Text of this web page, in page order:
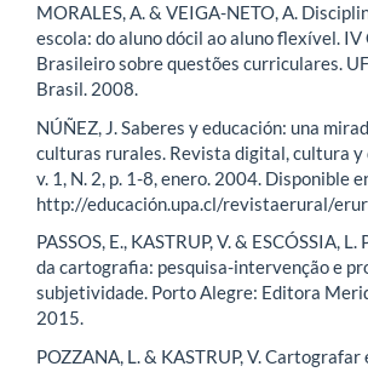
MORALES, A. & VEIGA-NETO, A.
escola: do aluno dócil ao aluno flexível. IV
Brasileiro sobre questões curriculares.
Brasil. 2008.
NÚÑEZ, J. Saberes y educación: una
culturas rurales. Revista digital, cultura y
v. 1, N. 2, p. 1-8, enero. 2004. Disponible
http://educación.upa.cl/revistaerural/
PASSOS, E., KASTRUP, V. & ESCÓSSIA,
da cartografia: pesquisa-intervenção e
subjetividade. Porto Alegre: Editora
2015.
POZZANA, L. & KASTRUP, V. Cartografar